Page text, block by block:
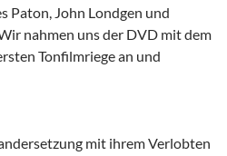
Paton, John Londgen und
nahmen uns der DVD mit dem
Tonfilmriege an und
mit ihrem Verlobten